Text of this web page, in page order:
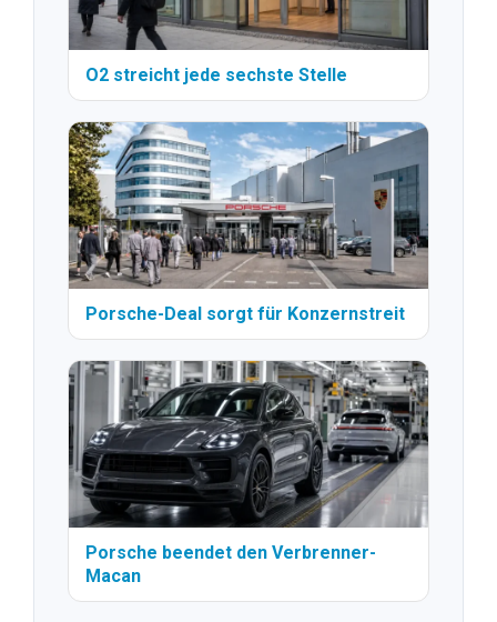
O2 streicht jede sechste Stelle
Porsche-Deal sorgt für Konzernstreit
Porsche beendet den Verbrenner-
Macan